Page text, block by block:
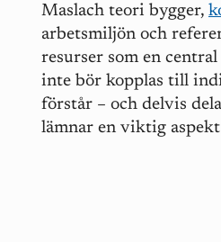
Maslach teori bygger,
arbetsmiljön och
resurser som en
inte bör kopplas till
förstår – och delvis
lämnar en viktig